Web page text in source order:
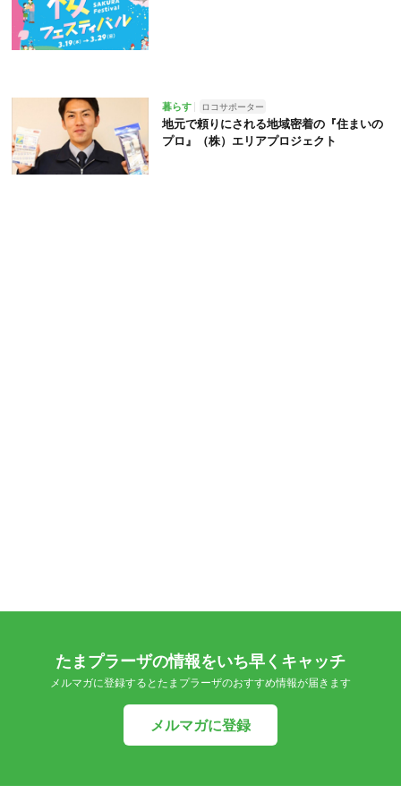
暮らす ロコサポーター
地元で頼りにされる地域密着の『住まいの
プロ』（株）エリアプロジェクト
たまプラーザの情報をいち早くキャッチ
メルマガに登録するとたまプラーザのおすすめ情報が届きます
メルマガに登録